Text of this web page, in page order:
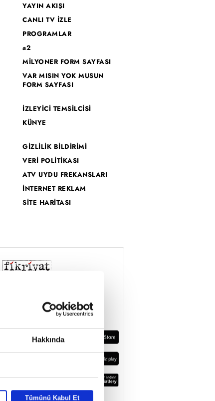
Hakkında
Tümünü Kabul Et
YAYIN AKIŞI
CANLI TV İZLE
PROGRAMLAR
a2
MİLYONER FORM SAYFASI
VAR MISIN YOK MUSUN
FORM SAYFASI
İZLEYİCİ TEMSİLCİSİ
KÜNYE
GİZLİLİK BİLDİRİMİ
VERİ POLİTİKASI
ATV UYDU FREKANSLARI
İNTERNET REKLAM
SİTE HARİTASI